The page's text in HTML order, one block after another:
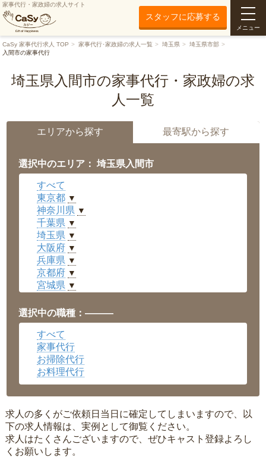
家事代行・家政婦の求人サイト
スタッフに応募する
メニュー
CaSy 家事代行求人 TOP 家事代行･家政婦の求人一覧 埼玉県
埼玉県市部
入間市の家事代行
埼玉県入間市の家事代行・家政婦の求
人一覧
エリアから探す 最寄駅から探す
選択中のエリア： 埼玉県入間市
すべて
東京都 ▼
神奈川県 ▼
千葉県 ▼
埼玉県 ▼
大阪府 ▼
兵庫県 ▼
京都府 ▼
宮城県 ▼
福井県 ▼
岡山県 ▼
広島県
沖縄県 ▼
選択中の職種：———
すべて
家事代行
お掃除代行
お料理代行
求人の多くがご依頼日当日に確定してしまいますので、以
下の求人情報は、実例として御覧ください。
求人はたくさんございますので、ぜひキャスト登録よろし
くお願いします。